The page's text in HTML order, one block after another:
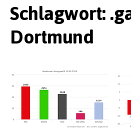
Schlagwort:
Dortmund